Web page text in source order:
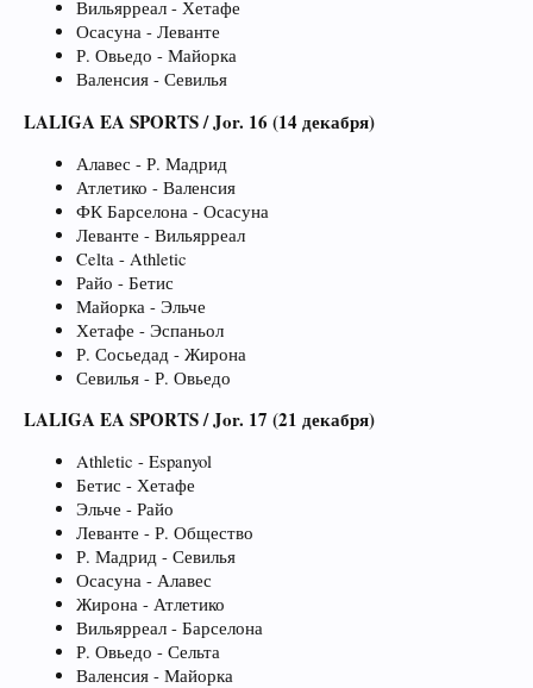
Вильярреал - Хетафе
Осасуна - Леванте
Р. Овьедо - Майорка
Валенсия - Севилья
LALIGA EA SPORTS / Jor. 16 (14 декабря)
Алавес - Р. Мадрид
Атлетико - Валенсия
ФК Барселона - Осасуна
Леванте - Вильярреал
Celta - Athletic
Райо - Бетис
Майорка - Эльче
Хетафе - Эспаньол
Р. Сосьедад - Жирона
Севилья - Р. Овьедо
LALIGA EA SPORTS / Jor. 17 (21 декабря)
Athletic - Espanyol
Бетис - Хетафе
Эльче - Райо
Леванте - Р. Общество
Р. Мадрид - Севилья
Осасуна - Алавес
Жирона - Атлетико
Вильярреал - Барселона
Р. Овьедо - Сельта
Валенсия - Майорка